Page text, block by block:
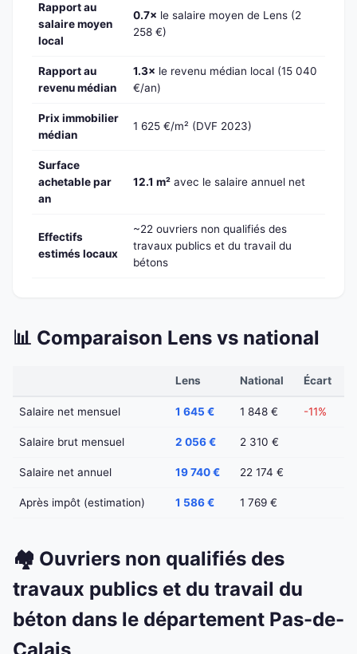
Rapport au
salaire moyen
local
0.7× le salaire moyen de Lens (2
258 €)
Rapport au
revenu médian
1.3× le revenu médian local (15 040
€/an)
Prix immobilier
médian
1 625 €/m² (DVF 2023)
Surface
achetable par
an
12.1 m² avec le salaire annuel net
Effectifs
estimés locaux
~22 ouvriers non qualifiés des
travaux publics et du travail du
bétons
📊 Comparaison Lens vs national
Lens National Écart
Salaire net mensuel 1 645 € 1 848 € -11%
Salaire brut mensuel 2 056 € 2 310 €
Salaire net annuel 19 740 € 22 174 €
Après impôt (estimation) 1 586 € 1 769 €
🏘️ Ouvriers non qualifiés des
travaux publics et du travail du
béton dans le département Pas-de-